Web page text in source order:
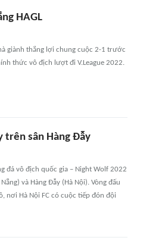
HAGL
giành thắng lợi chung cuộc 2-1 trước
thức vô địch lượt đi V.League 2022.
trên sân Hàng Đẫy
đá vô địch quốc gia – Night Wolf 2022
và Hàng Đẫy (Hà Nội). Vòng đấu
nơi Hà Nội FC có cuộc tiếp đón đội